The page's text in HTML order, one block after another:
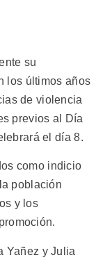
su
los últimos años
de violencia
previos al Día
el día 8.
como indicio
población
y los
Yañez y Julia